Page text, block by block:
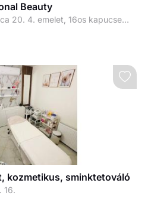
Beauty
1142 Budapest, Ungvár utca 20. 4. emelet, 16os kapucsengő
kozmetikus, sminktetováló
16.